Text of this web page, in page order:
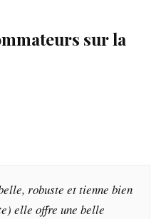
sur la
robuste et tienne bien
elle offre une belle